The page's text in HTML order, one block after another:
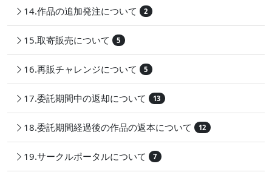
14.作品の追加発注について 2
15.取寄販売について 5
16.再販チャレンジについて 5
17.委託期間中の返却について 13
18.委託期間経過後の作品の返本について 12
19.サークルポータルについて 7